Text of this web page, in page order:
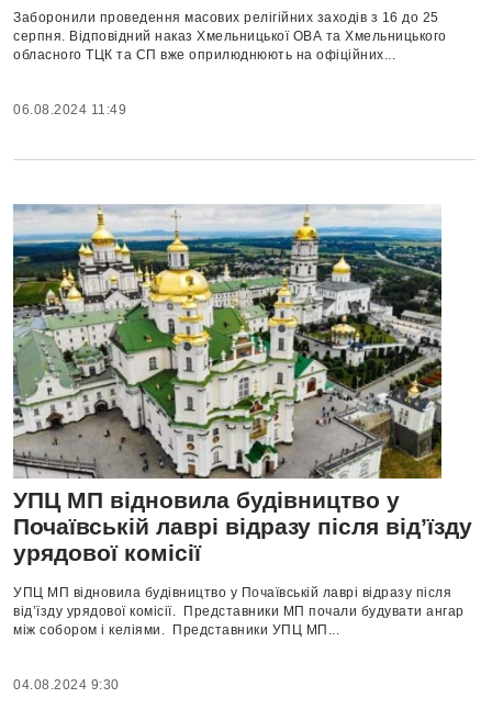
Заборонили проведення масових релігійних заходів з 16 до 25
серпня. Відповідний наказ Хмельницької ОВА та Хмельницького
обласного ТЦК та СП вже оприлюднюють на офіційних...
06.08.2024 11:49
УПЦ МП відновила будівництво у
Почаївській лаврі відразу після від’їзду
урядової комісії
УПЦ МП відновила будівництво у Почаївській лаврі відразу після
від’їзду урядової комісії. Представники МП почали будувати ангар
між собором і келіями. Представники УПЦ МП...
04.08.2024 9:30